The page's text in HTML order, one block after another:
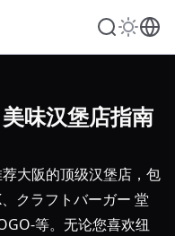
味汉堡店指南
大阪的顶级汉堡店，包
クラフトバーガー 堂
等。无论您喜欢纽